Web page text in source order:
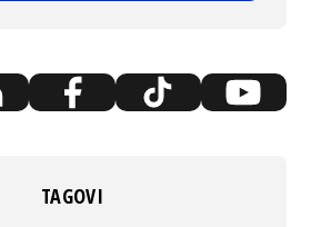
TAGOVI